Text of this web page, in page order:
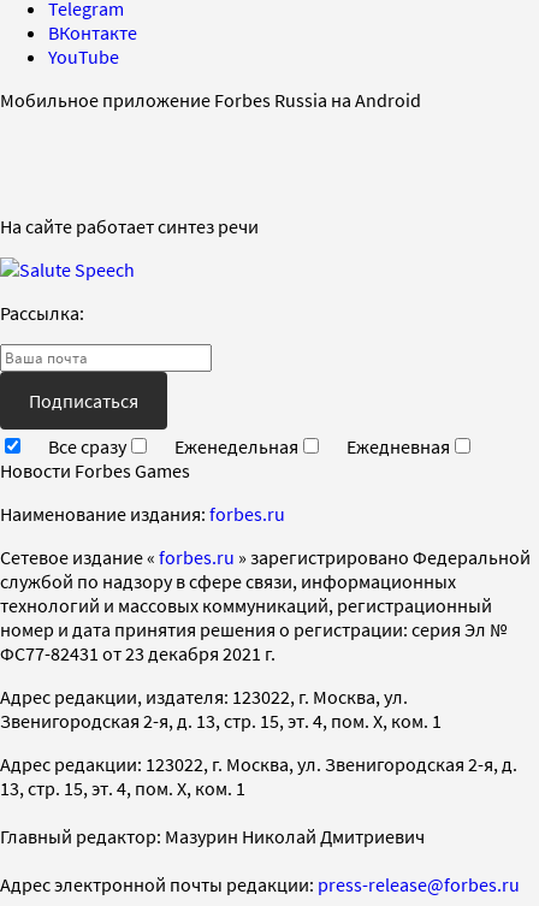
Telegram
ВКонтакте
YouTube
Мобильное приложение Forbes Russia на Android
На сайте работает синтез речи
Рассылка:
Подписаться
Все сразу
Еженедельная
Ежедневная
Новости Forbes Games
Наименование издания: forbes.ru
Cетевое издание « forbes.ru » зарегистрировано Федеральной
службой по надзору в сфере связи, информационных
технологий и массовых коммуникаций, регистрационный
номер и дата принятия решения о регистрации: серия Эл №
ФС77-82431 от 23 декабря 2021 г.
Адрес редакции, издателя: 123022, г. Москва, ул.
Звенигородская 2-я, д. 13, стр. 15, эт. 4, пом. X, ком. 1
Адрес редакции: 123022, г. Москва, ул. Звенигородская 2-я, д.
13, стр. 15, эт. 4, пом. X, ком. 1
Главный редактор: Мазурин Николай Дмитриевич
Адрес электронной почты редакции: press-release@forbes.ru